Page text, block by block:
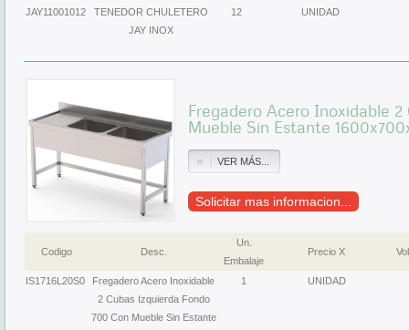
JAY11001012
TENEDOR CHULETERO
JAY INOX
12 UNIDAD
Fregadero Acero Inoxidable
Mueble Sin Estante
VER MÁS...
Solicitar mas informacion...
Codigo Desc.
Un.
Embalaje
Precio X
IS1716L20S0
Fregadero Acero Inoxidable
2 Cubas Izquierda Fondo
700 Con Mueble Sin Estante
1 UNIDAD